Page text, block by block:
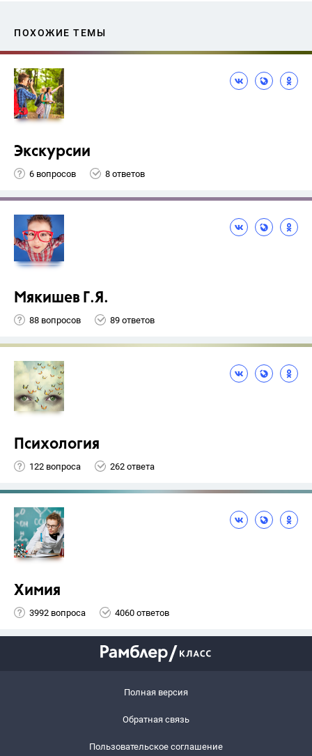
ПОХОЖИЕ ТЕМЫ
Экскурсии
6 вопросов 8 ответов
Мякишев Г.Я.
88 вопросов 89 ответов
Психология
122 вопроса 262 ответа
Химия
3992 вопроса 4060 ответов
Полная версия
Обратная связь
Пользовательское соглашение